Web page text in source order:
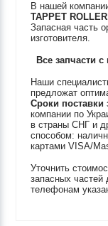
В нашей
TAPPET
Запасная часть
изготовителя.
Все запчасти
Наши
предложат
Сроки поставки
компании по
в страны СНГ и
способом:
картами VISA/
Уточнить
запасных
телефонам